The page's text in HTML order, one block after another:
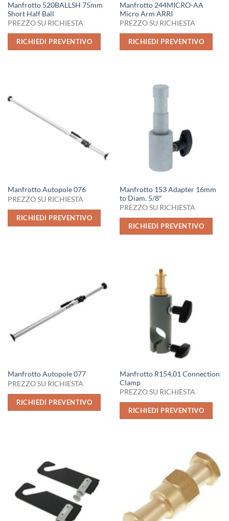
Manfrotto 520BALLSH 75mm
Short Half Ball
PREZZO SU RICHIESTA
RICHIEDI PREVENTIVO
Manfrotto 244MICRO-AA
Micro Arm ARRI
PREZZO SU RICHIESTA
RICHIEDI PREVENTIVO
Manfrotto Autopole 076
PREZZO SU RICHIESTA
RICHIEDI PREVENTIVO
Manfrotto 153 Adapter 16mm
to Diam. 5/8″
PREZZO SU RICHIESTA
RICHIEDI PREVENTIVO
Manfrotto Autopole 077
PREZZO SU RICHIESTA
RICHIEDI PREVENTIVO
Manfrotto R154,01 Connection
Clamp
PREZZO SU RICHIESTA
RICHIEDI PREVENTIVO